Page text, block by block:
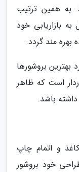
به همین ترتیب
بازاریابی خود
بهره مند گردد.
بهترین بروشورها
است که ظاهر
باشد.
و اتمام چاپ
خود بروشور